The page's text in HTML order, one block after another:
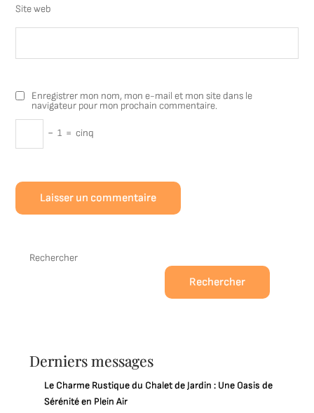
Site web
Enregistrer mon nom, mon e-mail et mon site dans le
navigateur pour mon prochain commentaire.
− 1 = cinq
Rechercher
Rechercher
Derniers messages
Le Charme Rustique du Chalet de Jardin : Une Oasis de
Sérénité en Plein Air